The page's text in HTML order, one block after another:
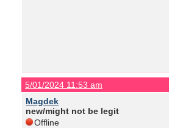
5/01/2024 11:53 am
Magdek
new/might not be legit
Offline